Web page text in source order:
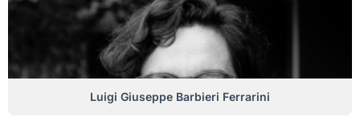
Luigi Giuseppe Barbieri Ferrarini